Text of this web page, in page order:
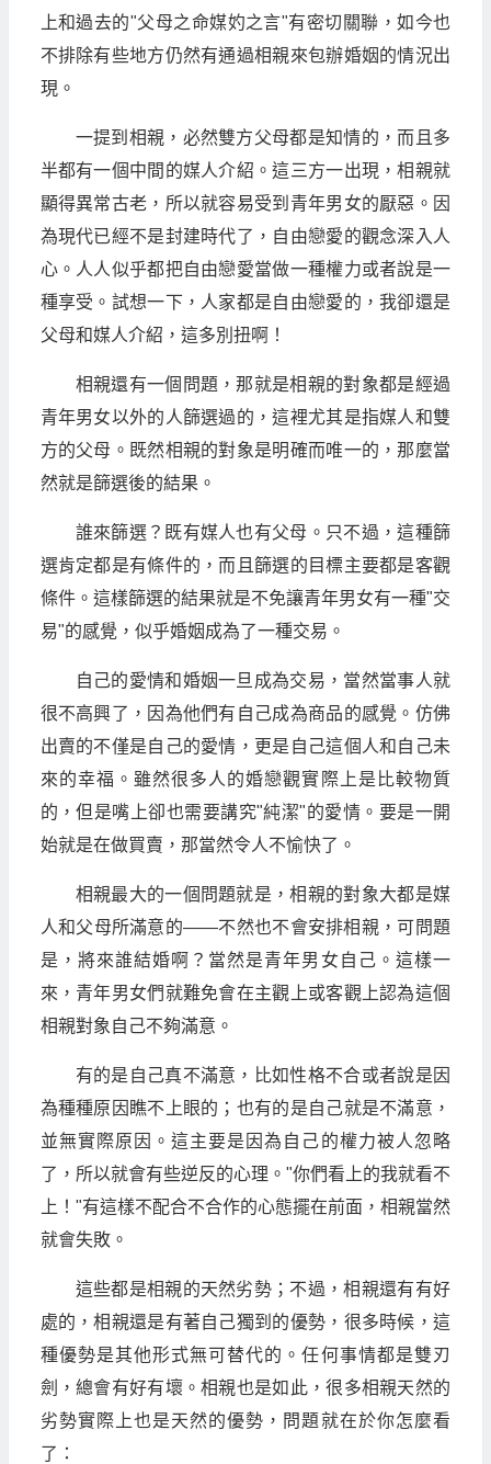
上和過去的"父母之命媒妁之言"有密切關聯，如今也
不排除有些地方仍然有通過相親來包辦婚姻的情況出
現。
一提到相親，必然雙方父母都是知情的，而且多
半都有一個中間的媒人介紹。這三方一出現，相親就
顯得異常古老，所以就容易受到青年男女的厭惡。因
為現代已經不是封建時代了，自由戀愛的觀念深入人
心。人人似乎都把自由戀愛當做一種權力或者說是一
種享受。試想一下，人家都是自由戀愛的，我卻還是
父母和媒人介紹，這多別扭啊！
相親還有一個問題，那就是相親的對象都是經過
青年男女以外的人篩選過的，這裡尤其是指媒人和雙
方的父母。既然相親的對象是明確而唯一的，那麼當
然就是篩選後的結果。
誰來篩選？既有媒人也有父母。只不過，這種篩
選肯定都是有條件的，而且篩選的目標主要都是客觀
條件。這樣篩選的結果就是不免讓青年男女有一種"交
易"的感覺，似乎婚姻成為了一種交易。
自己的愛情和婚姻一旦成為交易，當然當事人就
很不高興了，因為他們有自己成為商品的感覺。仿佛
出賣的不僅是自己的愛情，更是自己這個人和自己未
來的幸福。雖然很多人的婚戀觀實際上是比較物質
的，但是嘴上卻也需要講究"純潔"的愛情。要是一開
始就是在做買賣，那當然令人不愉快了。
相親最大的一個問題就是，相親的對象大都是媒
人和父母所滿意的——不然也不會安排相親，可問題
是，將來誰結婚啊？當然是青年男女自己。這樣一
來，青年男女們就難免會在主觀上或客觀上認為這個
相親對象自己不夠滿意。
有的是自己真不滿意，比如性格不合或者說是因
為種種原因瞧不上眼的；也有的是自己就是不滿意，
並無實際原因。這主要是因為自己的權力被人忽略
了，所以就會有些逆反的心理。"你們看上的我就看不
上！"有這樣不配合不合作的心態擺在前面，相親當然
就會失敗。
這些都是相親的天然劣勢；不過，相親還有有好
處的，相親還是有著自己獨到的優勢，很多時候，這
種優勢是其他形式無可替代的。任何事情都是雙刃
劍，總會有好有壞。相親也是如此，很多相親天然的
劣勢實際上也是天然的優勢，問題就在於你怎麼看
了：